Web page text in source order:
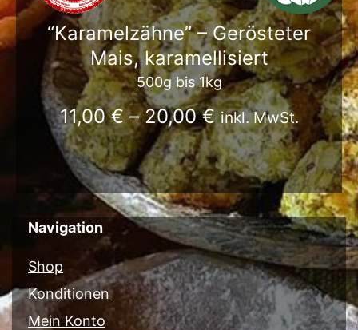
“Karamelzähne” – Gerösteter
Mais, karamellisiert
500g bis 1kg
11,00€–20,00€ inkl. MwSt.
Navigation
Shop
Konditionen
Mein Konto